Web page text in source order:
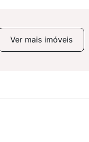
Ver mais imóveis